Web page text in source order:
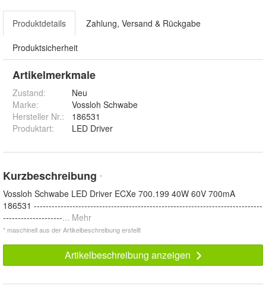
Produktdetails Zahlung, Versand & Rückgabe
Produktsicherheit
Artikelmerkmale
Zustand:
Neu
Marke:
Vossloh Schwabe
Hersteller Nr.:
186531
Produktart: LED Driver
Kurzbeschreibung *
Vossloh Schwabe LED Driver ECXe 700.199 40W 60V 700mA
186531 -----------------------------------------------------------------------------
--------------------... Mehr
* maschinell aus der Artikelbeschreibung erstellt
Artikelbeschreibung anzeigen